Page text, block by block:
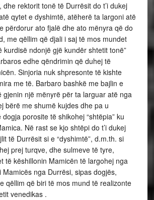
dhe rektorit tonë të Durrësit do t’i dukej
qytet e dyshimtë, atëherë ta largoni atë
përdorur ato fjalë dhe ato mënyra që do
me qëllim që djali i saj të mos mundet
kurdisë ndonjë gjë kundër shtetit tonë”
edhe qëndrimin që duhej të
Sinjoria nuk shpresonte të kishte
me të. Barbaro bashkë me bajlin e
gjenin një mënyrë për ta larguar atë nga
bërë me shumë kujdes dhe pa u
porosite të shikohej “shtëpia” ku
Në rast se kjo shtëpi do t’i dukej
të Durrësit si e “dyshimtë”, d.m.th. si
prej turqve, dhe sulmeve të tyre,
të këshillonin Mamicën të largohej nga
Mamicës nga Durrësi, sipas dogjës,
qëllim që biri të mos mund të realizonte
venedikas .